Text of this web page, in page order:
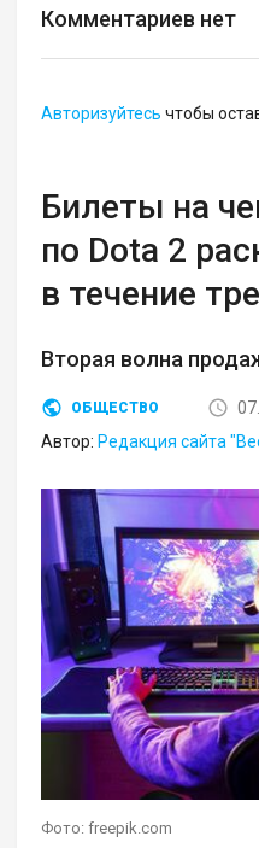
Комментариев нет
Авторизуйтесь чтобы
Билеты на
по Dota 2
в течение
Вторая волна
ОБЩЕСТВО
Автор: Редакция сайта
Фото: freepik.com